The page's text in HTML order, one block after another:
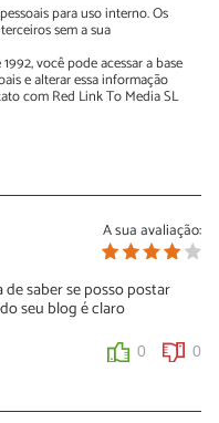
para uso interno. Os
sem a sua
você pode acessar a base
e alterar essa informação
com Red Link To Media SL
A sua avaliação:
saber se posso postar
seu blog é claro
0 0